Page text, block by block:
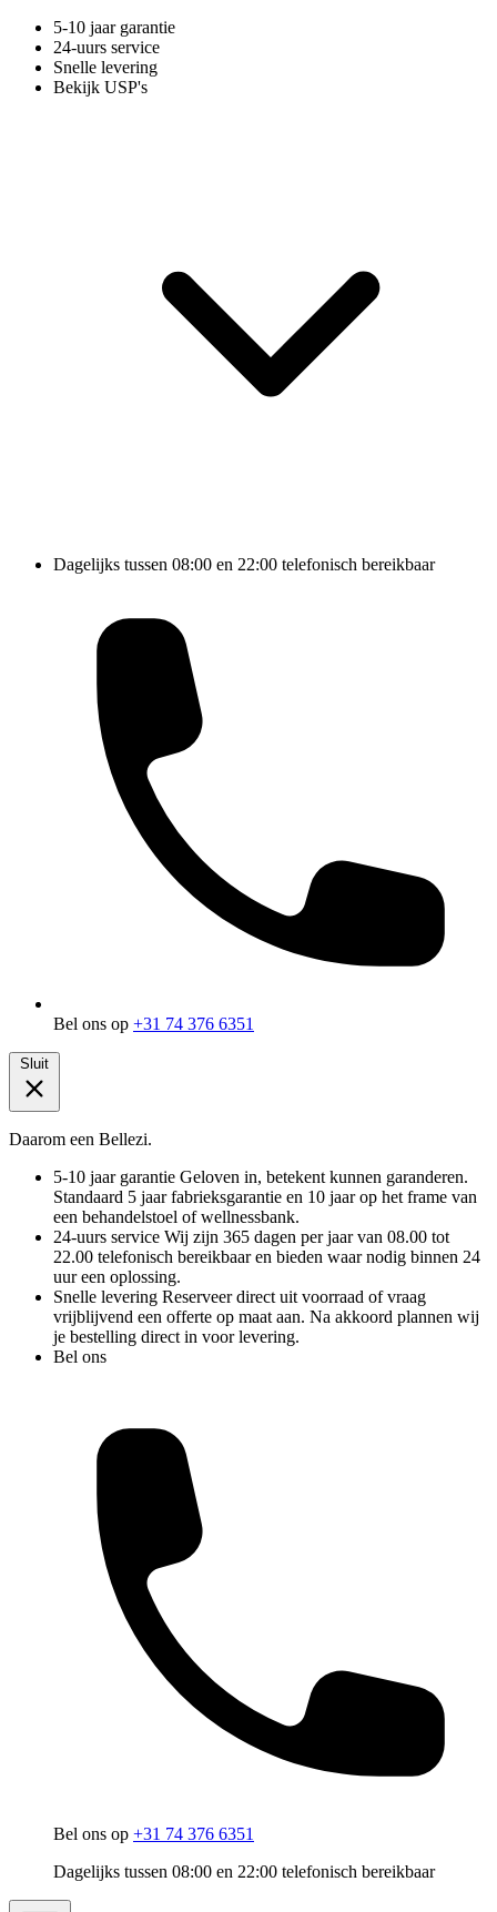
5-10 jaar garantie
24-uurs service
Snelle levering
Bekijk USP's
Dagelijks tussen 08:00 en 22:00 telefonisch bereikbaar
Bel ons op +31 74 376 6351
Sluit
Daarom een Bellezi.
5-10 jaar garantie Geloven in, betekent kunnen garanderen.
Standaard 5 jaar fabrieksgarantie en 10 jaar op het frame van
een behandelstoel of wellnessbank.
24-uurs service Wij zijn 365 dagen per jaar van 08.00 tot
22.00 telefonisch bereikbaar en bieden waar nodig binnen 24
uur een oplossing.
Snelle levering Reserveer direct uit voorraad of vraag
vrijblijvend een offerte op maat aan. Na akkoord plannen wij
je bestelling direct in voor levering.
Bel ons
Bel ons op +31 74 376 6351
Dagelijks tussen 08:00 en 22:00 telefonisch bereikbaar